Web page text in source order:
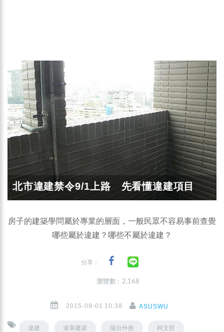
北市違建禁令9/1上路 先看懂違建項目
房子的建築學問屬於專業的層面，一般民眾不容易事前查覺
哪些屬於違建？哪些不屬於違建？
分享：
瀏覽數 : 2,168
2015-09-01 10:38 ASUSWU
違建 違章建築 陽台外推 柯文哲